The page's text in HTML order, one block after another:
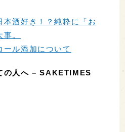
本酒好き！？純粋に「お
。
ール添加について
の人へ – SAKETIMES